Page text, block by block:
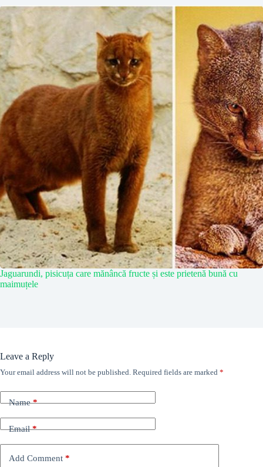
Jaguarundi, pisicuța care mănâncă fructe și este prietenă bună cu
maimuțele
Leave a Reply
Your email address will not be published. Required fields are marked *
Name*
Email*
Add Comment *